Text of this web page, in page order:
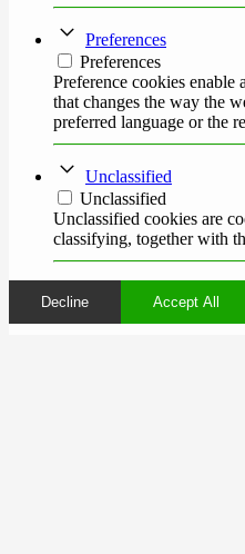
Preferences
Preferences
Preference cookies enable
that changes the way the
preferred language or the
Unclassified
Unclassified
Unclassified cookies are
classifying, together with
Decline Accept All